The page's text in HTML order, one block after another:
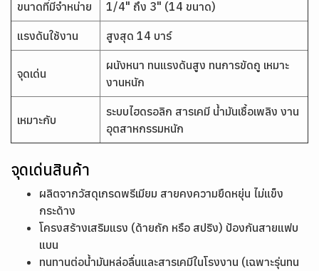
ขนาดที่มีจำหน่าย 1/4" ถึง 3" (14 ขนาด)
แรงดันใช้งาน สูงสุด 14 บาร์
จุดเด่น
ผนังหนา ทนแรงดันสูง ทนการขัดถู เหมาะ
งานหนัก
เหมาะกับ
ระบบไฮดรอลิก สารเคมี น้ำมันเชื้อเพลิง งาน
อุตสาหกรรมหนัก
จุดเด่นสินค้า
ผลิตจากวัสดุเกรดพรีเมียม สายคงความยืดหยุ่น ไม่แข็ง
กระด้าง
โครงสร้างเสริมแรง (ด้ายถัก หรือ สปริง) ป้องกันสายแฟบ
แบน
ทนทานต่อน้ำมันหล่อลื่นและสารเคมีในโรงงาน (เฉพาะรุ่นทน